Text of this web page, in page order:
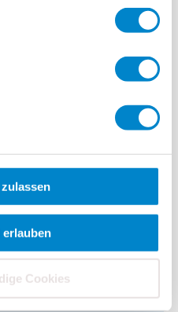
Cookies
Gemeinsam gelöst.
Verlängerung der
Wirtschaftlichkeit und
von Details, Anschlüssen,